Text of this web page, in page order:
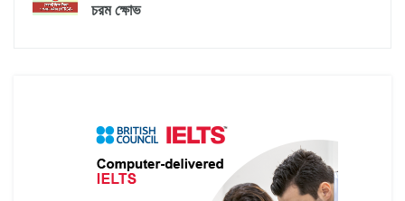
চরম ক্ষোভ